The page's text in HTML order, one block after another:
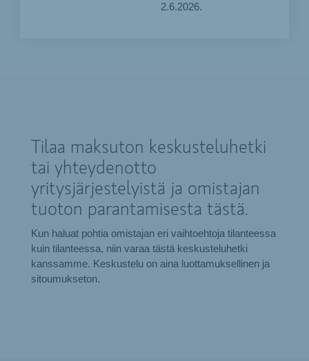
2.6.2026.
Tilaa maksuton keskusteluhetki
tai yhteydenotto
yritysjärjestelyistä ja omistajan
tuoton parantamisesta tästä.
Kun haluat pohtia omistajan eri vaihtoehtoja tilanteessa
kuin tilanteessa, niin varaa tästä keskusteluhetki
kanssamme. Keskustelu on aina luottamuksellinen ja
sitoumukseton.